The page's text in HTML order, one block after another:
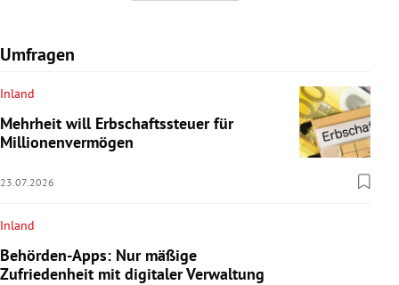
Umfragen
Inland
Mehrheit will Erbschaftssteuer für
Millionenvermögen
23.07.2026
Inland
Behörden-Apps: Nur mäßige
Zufriedenheit mit digitaler Verwaltung